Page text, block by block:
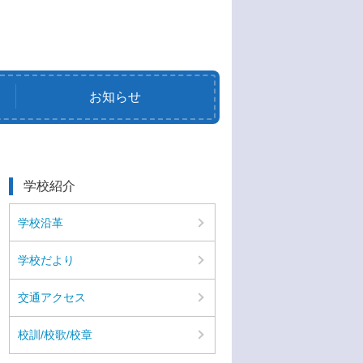
お知らせ
学校紹介
学校沿革
学校だより
交通アクセス
校訓/校歌/校章